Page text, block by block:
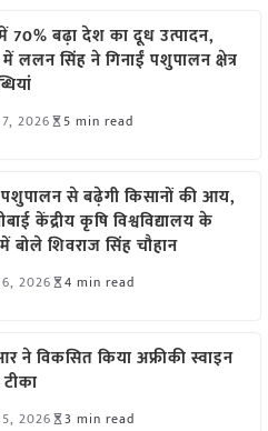
70% बढ़ा देश का दूध उत्पादन,
में ललन सिंह ने गिनाईं पशुपालन क्षेत्र
2026 5 min read
पशुपालन से बढ़ेगी किसानों की आय,
केंद्रीय कृषि विश्वविद्यालय के
बोले शिवराज सिंह चौहान
2026 4 min read
ने विकसित किया अफ्रीकी स्वाइन
2026 3 min read